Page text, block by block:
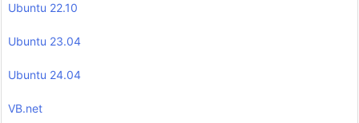
Ubuntu 22.10
Ubuntu 23.04
Ubuntu 24.04
VB.net